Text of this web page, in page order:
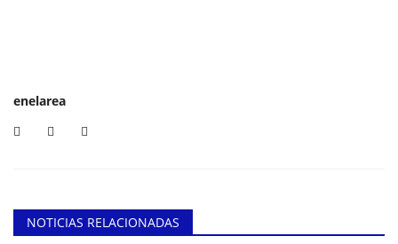
enelarea
NOTICIAS RELACIONADAS